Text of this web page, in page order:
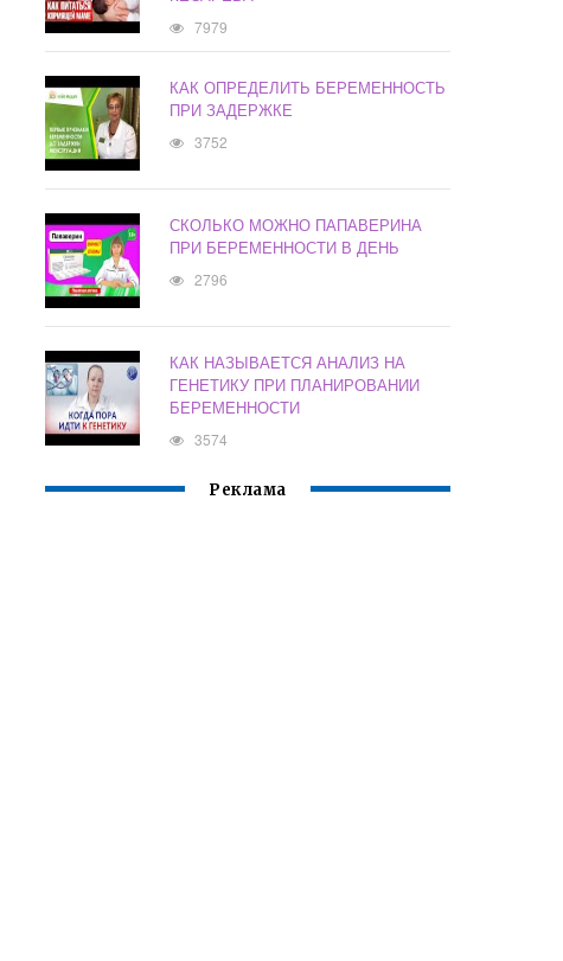
7979
КАК ОПРЕДЕЛИТЬ БЕРЕМЕННОСТЬ
ПРИ ЗАДЕРЖКЕ
3752
СКОЛЬКО МОЖНО ПАПАВЕРИНА
ПРИ БЕРЕМЕННОСТИ В ДЕНЬ
2796
КАК НАЗЫВАЕТСЯ АНАЛИЗ НА
ГЕНЕТИКУ ПРИ ПЛАНИРОВАНИИ
БЕРЕМЕННОСТИ
3574
Реклама